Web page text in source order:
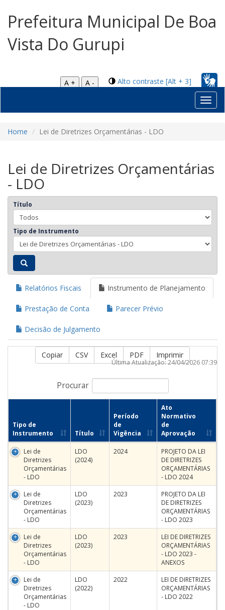
Prefeitura Municipal De Boa
Vista Do Gurupi
Alto contraste [Alt + 3]
A +
A -
Home Lei de Diretrizes Orçamentárias - LDO
Lei de Diretrizes Orçamentárias
- LDO
Título
Tipo de Instrumento
Relatórios Fiscais Instrumento de Planejamento
Prestação de Conta Parecer Prévio
Decisão de Julgamento
Copiar CSV Excel PDF Imprimir
Procurar
Última Atualização: 24/04/2026 07:39
Tipo de
Instrumento
Título
Período
de
Vigência
Ato
Normativo
de
Aprovação
Lei de
Diretrizes
Orçamentárias
- LDO
LDO
(2024)
2024
PROJETO DA LEI
DE DIRETRIZES
ORÇAMENTÁRIAS
- LDO 2024
Lei de
Diretrizes
Orçamentárias
- LDO
LDO
(2023)
2023
PROJETO DA LEI
DE DIRETRIZES
ORÇAMENTÁRIAS
- LDO 2023
Lei de
Diretrizes
Orçamentárias
- LDO
LDO
(2023)
2023
LEI DE DIRETRIZES
ORÇAMENTÁRIAS
- LDO 2023 -
ANEXOS
Lei de
Diretrizes
Orçamentárias
- LDO
LDO
(2022)
2022
LEI DE DIRETRIZES
ORÇAMENTÁRIAS
- LDO 2022